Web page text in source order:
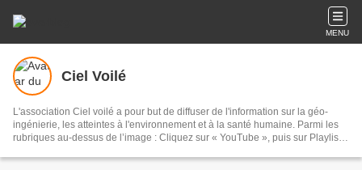
MENU
Ciel Voilé
L'association Ciel voilé a pour but de diffuser de l'information sur la géo-
ingénierie, les atteintes à l'environnement et à la santé humaine. Parmi les
rubriques au-dessus de l’image : Cliquez sur « YouTube », puis sur Playlists,
sur les chemtrails et la géo-ingénierie Cliquez sur « Articles scientifiques » :